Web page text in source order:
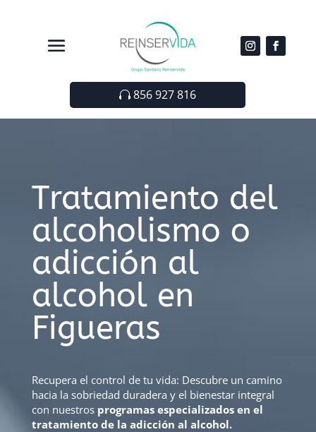
856 927 816
Tratamiento del
alcoholismo o
adicción al
alcohol en
Figueras
Recupera el control de tu vida: Descubre un camino
hacia la sobriedad duradera y el bienestar integral
con nuestros programas especializados en el
tratamiento de la adicción al alcohol.